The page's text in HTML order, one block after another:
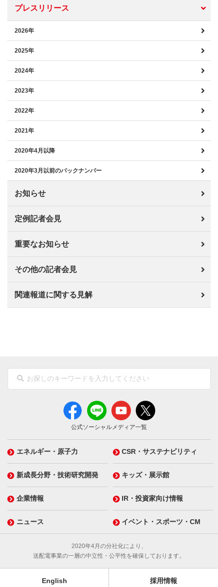
プレスリリース
2026年
2025年
2024年
2023年
2022年
2021年
2020年4月以降
2020年3月以前のバックナンバー
お知らせ
定例記者会見
重要なお知らせ
その他の記者会見
関連報道に関する見解
公式ソーシャルメディア一覧
エネルギー・原子力 CSR・サステナビリティ
新成長分野・技術研究開発 キッズ・展示館
企業情報 IR・投資家向け情報
ニュース イベント・スポーツ・CM
2020年4月の分社化により、
送配電事業の一層の中立性・公平性を確保しております。
English 採用情報